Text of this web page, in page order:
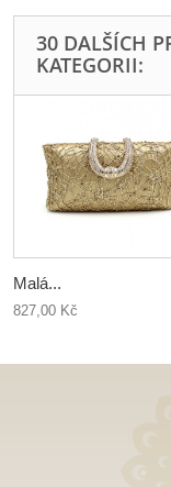
30 DALŠÍCH
KATEGORII:
Malá...
827,00 Kč